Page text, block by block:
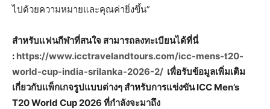
ไปด้วยความหมายและคุณค่ายิ่งขึ้น”
สำหรับแฟนกีฬาที่สนใจ สามารถลงทะเบียนได้ที่นี่
: https://www.icctravelandtours.com/icc-mens-t20-
world-cup-india-srilanka-2026-2/ เพื่อรับข้อมูลเพิ่มเติม
เกี่ยวกับแพ็กเกจรูปแบบต่างๆ สำหรับการแข่งขัน ICC Men’s
T20 World Cup 2026 ที่กำลังจะมาถึง